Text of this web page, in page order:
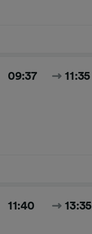
09:37 11:35
11:40 13:35